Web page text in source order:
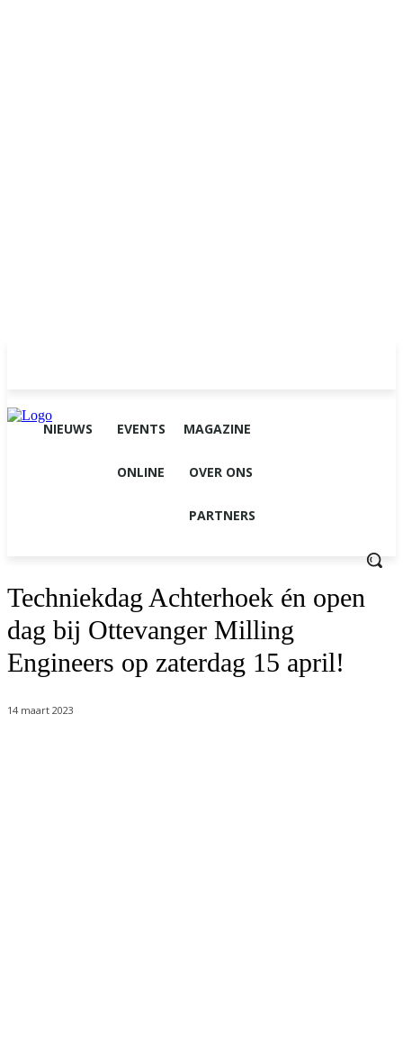
NIEUWS EVENTS MAGAZINE
ONLINE OVER ONS
PARTNERS
Techniekdag Achterhoek én open
dag bij Ottevanger Milling
Engineers op zaterdag 15 april!
14 maart 2023